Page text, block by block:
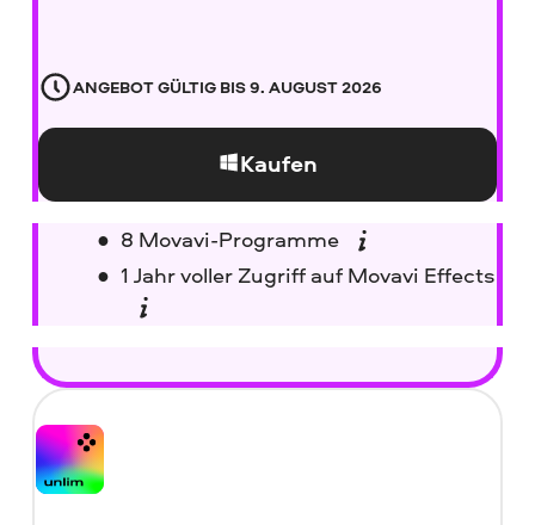
ANGEBOT GÜLTIG BIS9. AUGUST 2026
Kaufen
8 Movavi-Programme
1 Jahr voller Zugriff auf Movavi Effects